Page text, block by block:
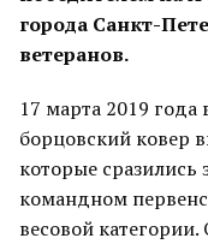
города Санкт-
ветеранов.
17 марта 2019 года
борцовский ковер
которые сразились
командном
весовой